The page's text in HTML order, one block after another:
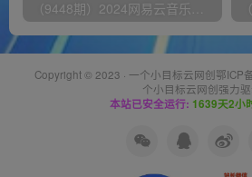
Copyright © 2023 · 一个小目标云网创鄂ICP
个小目标云网创强力驱
本站已安全运行: 1639天2小